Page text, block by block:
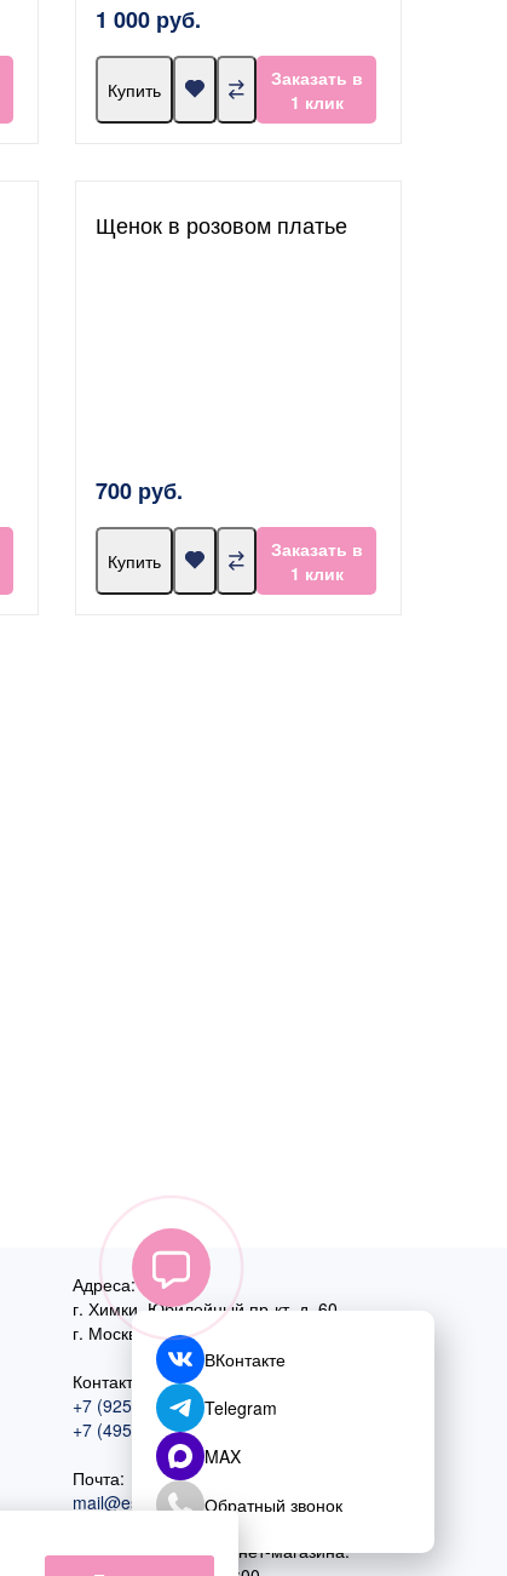
1 000 руб.
Купить
Заказать в
1 клик
Щенок в розовом платье
700 руб.
Купить
Заказать в
1 клик
Адреса:
г. Химки, Юбилейный пр-кт, д. 60
г. Москва,ул. Перовская, д. 59
Контактный номер:
+7 (925) 585-74-27
+7 (495) 970-44-75
Почта:
mail@esta-fiesta.ru
Режим работы интернет-магазина:
ВКонтакте
Telegram
MAX
Обратный звонок